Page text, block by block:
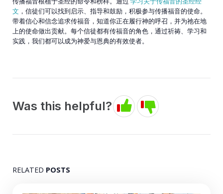
文 ，信徒们可以找到启示、指导和鼓励，积极参与传播福音的使命。
带着信心和信念追求传福音，知道你正在履行神的呼召，并为祂在地
上的使命做出贡献。每个信徒都有传福音的角色，通过祈祷、学习和
实践，我们都可以成为神爱与恩典的有效使者。
Was this helpful?
RELATED POSTS